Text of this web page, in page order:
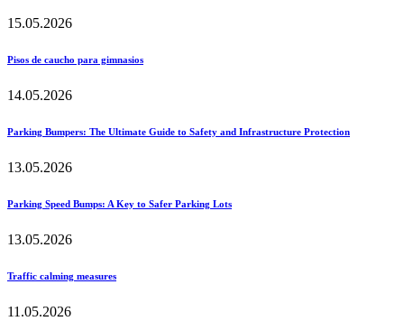
15.05.2026
Pisos de caucho para gimnasios
14.05.2026
Parking Bumpers: The Ultimate Guide to Safety and Infrastructure Protection
13.05.2026
Parking Speed Bumps: A Key to Safer Parking Lots
13.05.2026
Traffic calming measures
11.05.2026